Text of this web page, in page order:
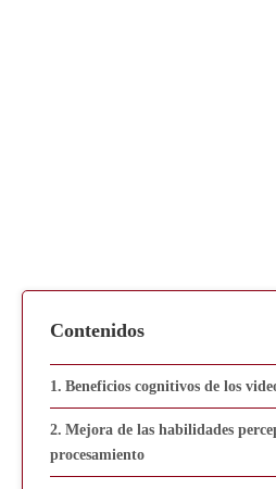
Contenidos
Beneficios cognitivos de los
Mejora de las habilidades
procesamiento